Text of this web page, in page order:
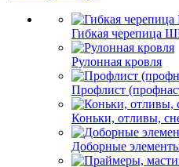
Гибкая черепица
Рулонная кровля
Профлист
Коньки, отливы,
Доборные